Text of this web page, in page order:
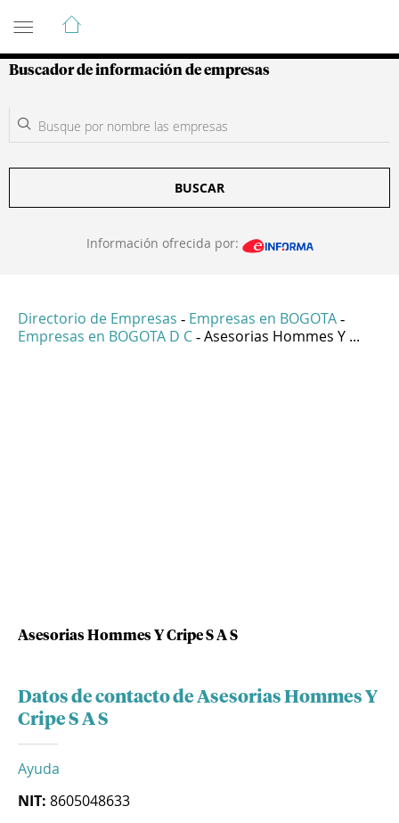
Guía de Empresas Colombianas
Buscador de información de empresas
BUSCAR
Información ofrecida por:
Directorio de Empresas - Empresas en BOGOTA -
Empresas en BOGOTA D C - Asesorias Hommes Y ...
Asesorias Hommes Y Cripe S A S
Datos de contacto de Asesorias Hommes Y
Cripe S A S
Ayuda
NIT: 8605048633